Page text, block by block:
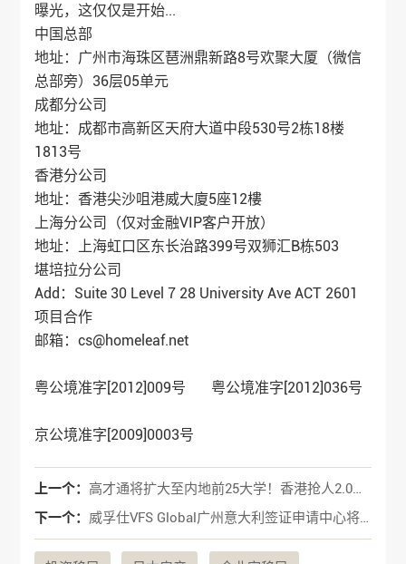
曝光，这仅仅是开始...
中国总部
地址：广州市海珠区琶洲鼎新路8号欢聚大厦（微信
总部旁）36层05单元
成都分公司
地址：成都市高新区天府大道中段530号2栋18楼
1813号
香港分公司
地址：香港尖沙咀港威大廈5座12樓
上海分公司（仅对金融VIP客户开放）
地址：上海虹口区东长治路399号双狮汇B栋503
堪培拉分公司
Add：Suite 30 Level 7 28 University Ave ACT 2601
项目合作
邮箱：cs@homeleaf.net
粤公境准字[2012]009号 粤公境准字[2012]036号
京公境准字[2009]0003号
上一个：
高才通将扩大至内地前25大学！香港抢人2.0升级版来了...
下一个：
威孚仕VFS Global广州意大利签证申请中心将搬迁新址！